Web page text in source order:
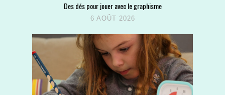
Des dés pour jouer avec le graphisme
6 AOÛT 2026